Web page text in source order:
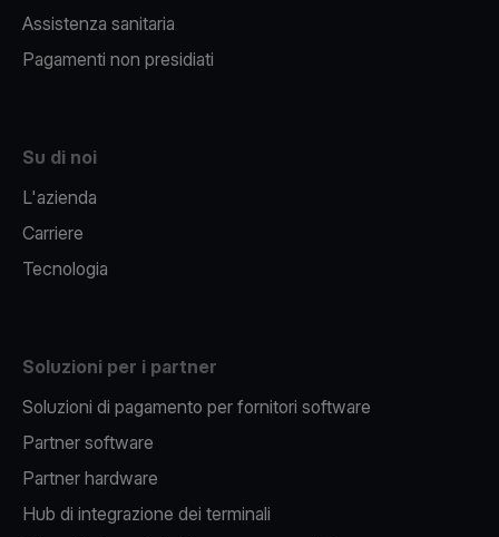
Assistenza sanitaria
Pagamenti non presidiati
Su di noi
L'azienda
Carriere
Tecnologia
Soluzioni per i partner
Soluzioni di pagamento per fornitori software
Partner software
Partner hardware
Hub di integrazione dei terminali